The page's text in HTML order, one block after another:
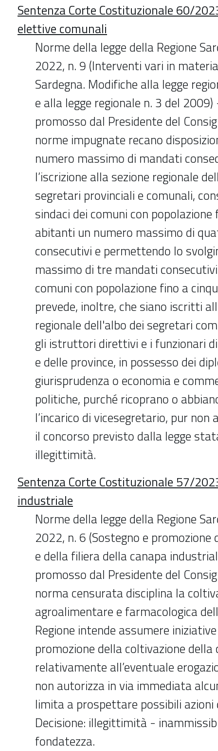
Sentenza Corte Costituzionale 60/
elettive comunali
Norme della legge della Regione
2022, n. 9 (Interventi vari in
Sardegna. Modifiche alla legge
e alla legge regionale n. 3 del
promosso dal Presidente del
norme impugnate recano
numero massimo di mandati
l’iscrizione alla sezione regionale
segretari provinciali e comunali,
sindaci dei comuni con
abitanti un numero massimo di
consecutivi e permettendo lo
massimo di tre mandati
comuni con popolazione fino a
prevede, inoltre, che siano iscritti
regionale dell'albo dei segretari
gli istruttori direttivi e i funzionari
e delle province, in possesso dei
giurisprudenza o economia e
politiche, purché ricoprano o
l’incarico di vicesegretario, pur
il concorso previsto dalla legge
illegittimità.
Sentenza Corte Costituzionale 57/
industriale
Norme della legge della Regione
2022, n. 6 (Sostegno e promozione
e della filiera della canapa
promosso dal Presidente del
norma censurata disciplina la
agroalimentare e farmacologica
Regione intende assumere
promozione della coltivazione della
relativamente all’eventuale
non autorizza in via immediata
limita a prospettare possibili azioni
Decisione: illegittimità -
fondatezza.